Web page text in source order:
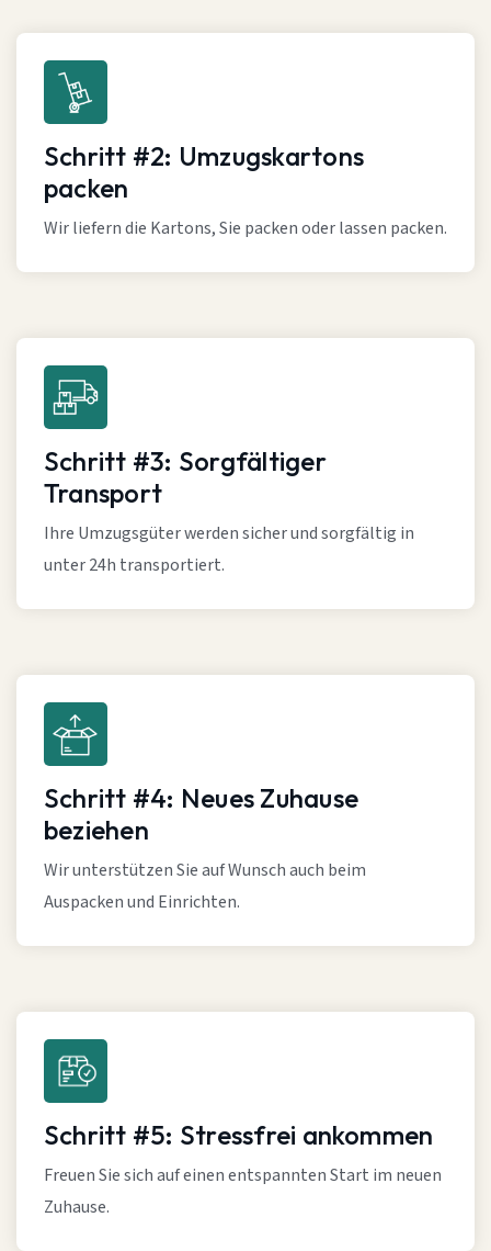
Schritt #2: Umzugskartons
packen
Wir liefern die Kartons, Sie packen oder lassen packen.
Schritt #3: Sorgfältiger
Transport
Ihre Umzugsgüter werden sicher und sorgfältig in
unter 24h transportiert.
Schritt #4: Neues Zuhause
beziehen
Wir unterstützen Sie auf Wunsch auch beim
Auspacken und Einrichten.
Schritt #5: Stressfrei ankommen
Freuen Sie sich auf einen entspannten Start im neuen
Zuhause.